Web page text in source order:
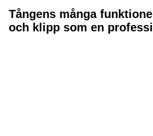
Tångens många
och klipp som en